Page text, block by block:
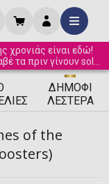
χρονιάς είναι εδώ!
τα πριν γίνουν sold
ΔΗΜΟΦΙ
ΛΈΣΤΕΡΑ
of the